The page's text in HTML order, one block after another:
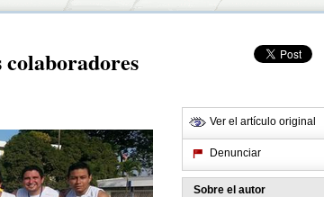
colaboradores
Ver el artículo original
Denunciar
Sobre el autor